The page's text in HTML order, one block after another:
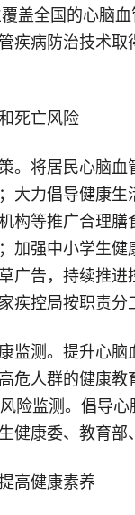
盖全国的心脑
疾病防治技术
死亡风险
。将居民心脑
大力倡导健康
构等推广合理
加强中小学生
广告，持续推
疾控局按职责分
监测。提升心
危人群的健康
险监测。倡导
健康委、教育部
高健康素养